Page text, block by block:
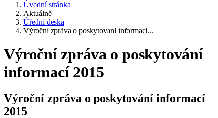
Úvodní stránka
Aktuálně
Úřední deska
Výroční zpráva o poskytování informací...
Výroční zpráva o poskytování
informací 2015
Výroční zpráva o poskytování informací
2015